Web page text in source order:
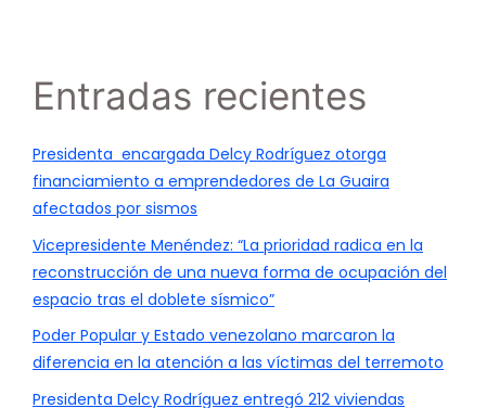
Entradas recientes
Presidenta encargada Delcy Rodríguez otorga
financiamiento a emprendedores de La Guaira
afectados por sismos
Vicepresidente Menéndez: “La prioridad radica en la
reconstrucción de una nueva forma de ocupación del
espacio tras el doblete sísmico”
Poder Popular y Estado venezolano marcaron la
diferencia en la atención a las víctimas del terremoto
Presidenta Delcy Rodríguez entregó 212 viviendas